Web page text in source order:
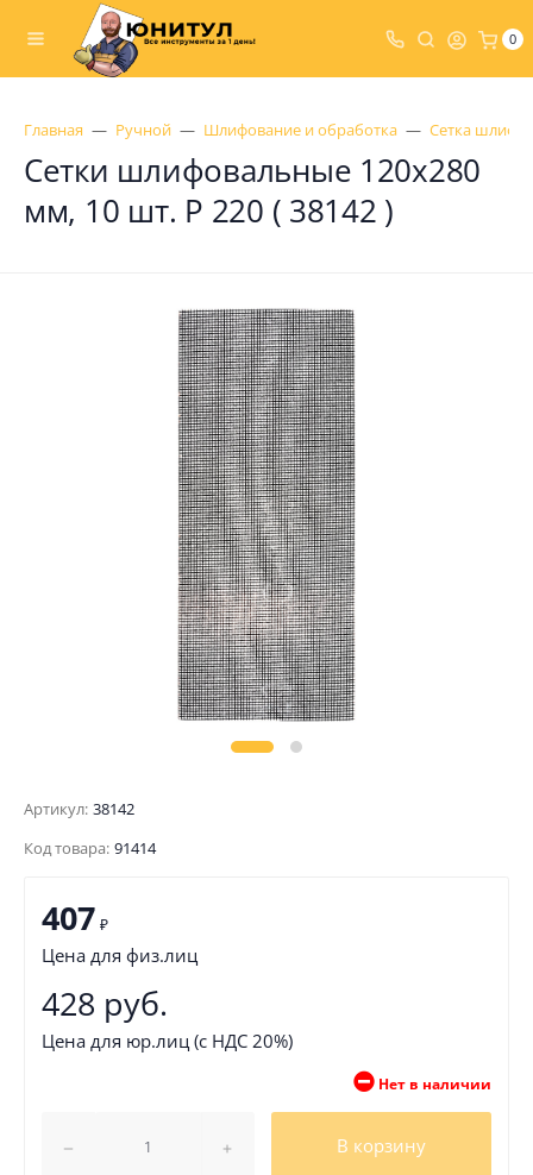
0
Главная Ручной Шлифование и обработка Сетка
Сетки шлифовальные 120х280
мм, 10 шт. Р 220 ( 38142 )
Артикул: 38142
Код товара: 91414
407 ₽
Цена для физ.лиц
428 руб.
Цена для юр.лиц (с НДС 20%)
Нет в наличии
В корзину